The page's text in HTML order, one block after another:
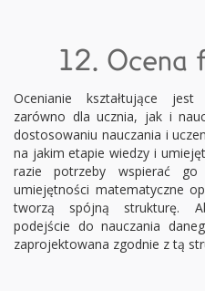
12. Ocena
Ocenianie kształtujące
zarówno dla ucznia, jak i
dostosowaniu nauczania i
na jakim etapie wiedzy i
razie potrzeby wspierać
umiejętności matematyczne
tworzą spójną strukturę.
podejście do nauczania
zaprojektowana zgodnie z tą